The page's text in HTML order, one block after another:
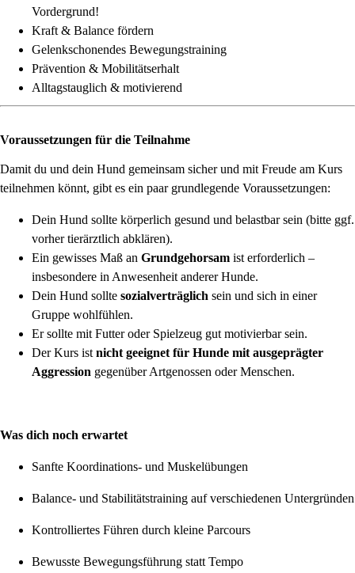
Vordergrund!
Kraft & Balance fördern
Gelenkschonendes Bewegungstraining
Prävention & Mobilitätserhalt
Alltagstauglich & motivierend
Voraussetzungen für die Teilnahme
Damit du und dein Hund gemeinsam sicher und mit Freude am Kurs
teilnehmen könnt, gibt es ein paar grundlegende Voraussetzungen:
Dein Hund sollte körperlich gesund und belastbar sein (bitte ggf.
vorher tierärztlich abklären).
Ein gewisses Maß an Grundgehorsam ist erforderlich –
insbesondere in Anwesenheit anderer Hunde.
Dein Hund sollte sozialverträglich sein und sich in einer
Gruppe wohlfühlen.
Er sollte mit Futter oder Spielzeug gut motivierbar sein.
Der Kurs ist nicht geeignet für Hunde mit ausgeprägter
Aggression gegenüber Artgenossen oder Menschen.
Was dich noch erwartet
Sanfte Koordinations- und Muskelübungen
Balance- und Stabilitätstraining auf verschiedenen Untergründen
Kontrolliertes Führen durch kleine Parcours
Bewusste Bewegungsführung statt Tempo